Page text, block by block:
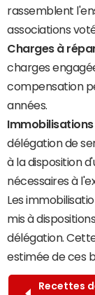
rassemblent
associations
Charges à
charges
compensation
années.
délégation de
à la disposition
nécessaires à
Les
mis à
délégation.
estimée de ces
Recettes